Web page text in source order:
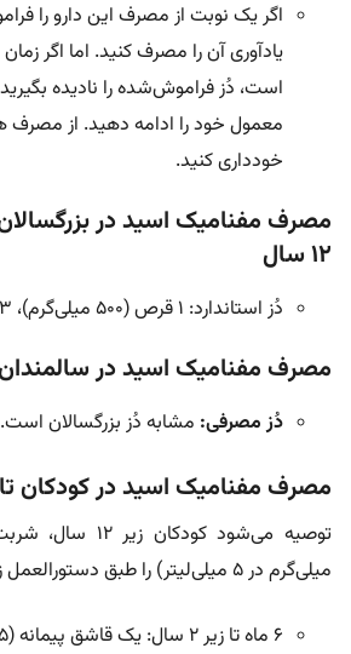
اگر یک نوبت از مصرف این دارو را
یادآوری آن را مصرف کنید. اما اگر
است، دُز فراموش‌شده را نادیده
معمول خود را ادامه دهید. از مصرف
خودداری کنید.
مصرف مفنامیک اسید در بزرگسالان
۱۲ سال
دُز استاندارد: ۱ قرص (۵۰۰ میلی‌گرم)، ۳ بار در روز.
مصرف مفنامیک اسید در سالمندان
دُز مصرفی: مشابه دُز بزرگسالان است.
مصرف مفنامیک اسید در کودکان تا ۱۲ سال
میلی‌گرم در ۵ میلی‌لیتر) را طبق دستورالعمل زیر مصرف کنند:
۶ ماه تا زیر ۲ سال: یک قاشق پیمانه (۵ میلی‌لیتر)؛